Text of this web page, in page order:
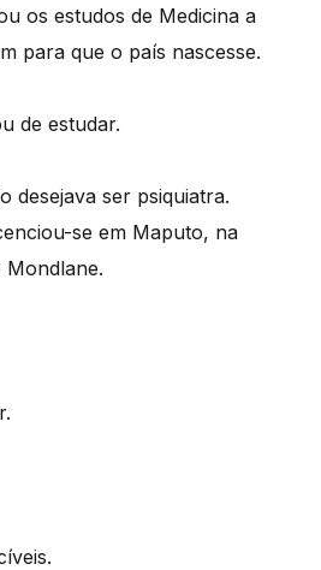
os estudos de Medicina a
para que o país nascesse.
de estudar.
desejava ser psiquiatra.
se em Maputo, na
Mondlane.